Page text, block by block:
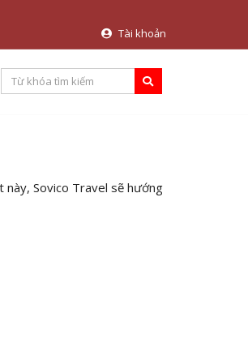
Tài khoản
này, Sovico Travel sẽ hướng